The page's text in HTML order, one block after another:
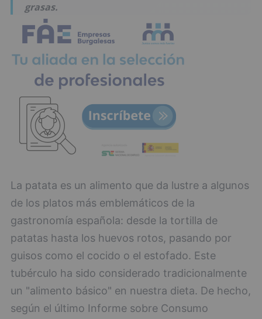
grasas.
La patata es un alimento que da lustre a algunos
de los platos más emblemáticos de la
gastronomía española: desde la tortilla de
patatas hasta los huevos rotos, pasando por
guisos como el cocido o el estofado. Este
tubérculo ha sido considerado tradicionalmente
un "alimento básico" en nuestra dieta. De hecho,
según el último Informe sobre Consumo